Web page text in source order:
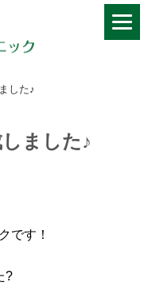
した♪
ました♪
です！
?